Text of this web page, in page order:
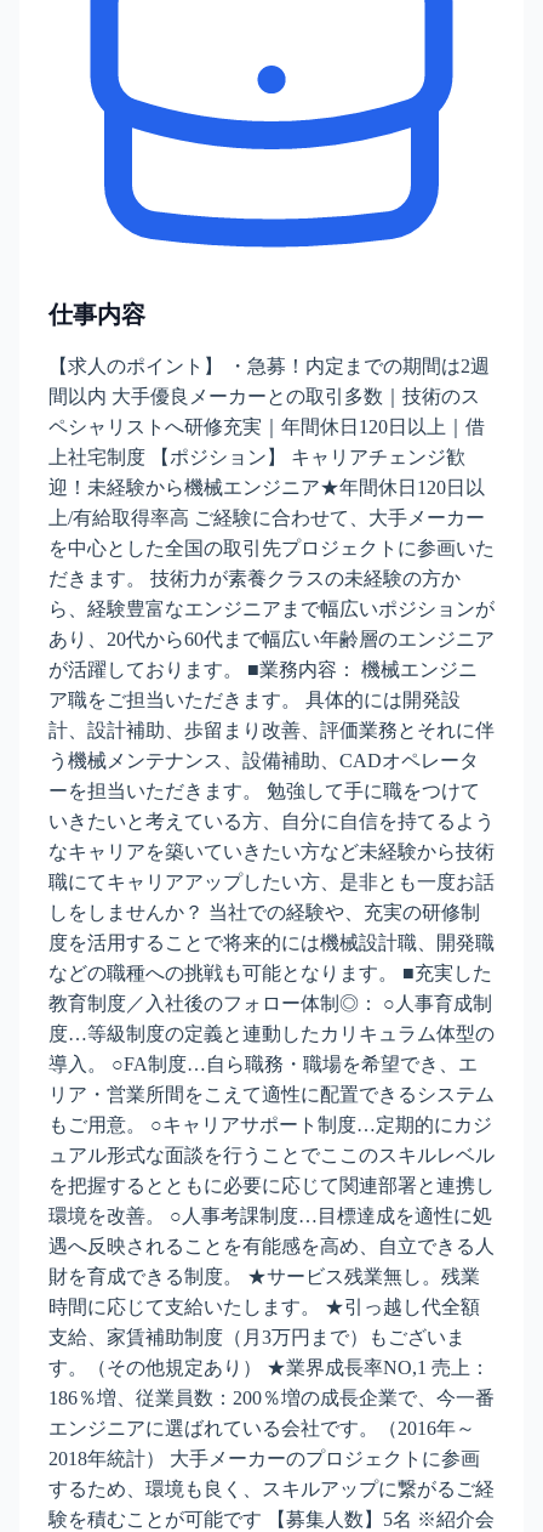
仕事内容
【求人のポイント】 ・急募！内定までの期間は2週
間以内 大手優良メーカーとの取引多数｜技術のス
ペシャリストへ研修充実｜年間休日120日以上｜借
上社宅制度 【ポジション】 キャリアチェンジ歓
迎！未経験から機械エンジニア★年間休日120日以
上/有給取得率高 ご経験に合わせて、大手メーカー
を中心とした全国の取引先プロジェクトに参画いた
だきます。 技術力が素養クラスの未経験の方か
ら、経験豊富なエンジニアまで幅広いポジションが
あり、20代から60代まで幅広い年齢層のエンジニア
が活躍しております。 ■業務内容： 機械エンジニ
ア職をご担当いただきます。 具体的には開発設
計、設計補助、歩留まり改善、評価業務とそれに伴
う機械メンテナンス、設備補助、CADオペレータ
ーを担当いただきます。 勉強して手に職をつけて
いきたいと考えている方、自分に自信を持てるよう
なキャリアを築いていきたい方など未経験から技術
職にてキャリアアップしたい方、是非とも一度お話
しをしませんか？ 当社での経験や、充実の研修制
度を活用することで将来的には機械設計職、開発職
などの職種への挑戦も可能となります。 ■充実した
教育制度／入社後のフォロー体制◎： ○人事育成制
度…等級制度の定義と連動したカリキュラム体型の
導入。 ○FA制度…自ら職務・職場を希望でき、エ
リア・営業所間をこえて適性に配置できるシステム
もご用意。 ○キャリアサポート制度…定期的にカジ
ュアル形式な面談を行うことでここのスキルレベル
を把握するとともに必要に応じて関連部署と連携し
環境を改善。 ○人事考課制度…目標達成を適性に処
遇へ反映されることを有能感を高め、自立できる人
財を育成できる制度。 ★サービス残業無し。残業
時間に応じて支給いたします。 ★引っ越し代全額
支給、家賃補助制度（月3万円まで）もございま
す。（その他規定あり） ★業界成長率NO,1 売上：
186％増、従業員数：200％増の成長企業で、今一番
エンジニアに選ばれている会社です。（2016年～
2018年統計） 大手メーカーのプロジェクトに参画
するため、環境も良く、スキルアップに繋がるご経
験を積むことが可能です 【募集人数】5名 ※紹介会